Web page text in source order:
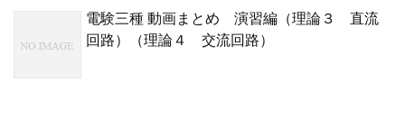
電験三種 動画まとめ 演習編（理論３ 直流
回路）（理論４ 交流回路）